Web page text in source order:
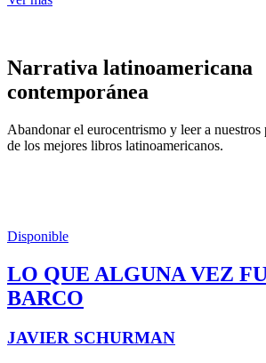
Narrativa latinoamericana
contemporánea
Abandonar el eurocentrismo y leer a nuestros
de los mejores libros latinoamericanos.
Disponible
LO QUE ALGUNA VEZ
BARCO
JAVIER SCHURMAN